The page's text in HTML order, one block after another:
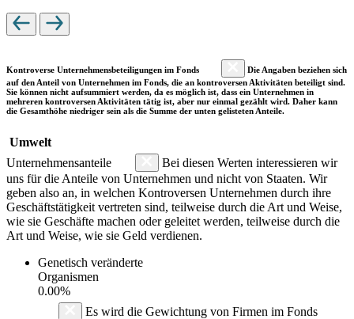
Kontroverse Unternehmensbeteiligungen im Fonds
Die Angaben beziehen sich
auf den Anteil von Unternehmen im Fonds, die an kontroversen Aktivitäten beteiligt sind.
Sie können nicht aufsummiert werden, da es möglich ist, dass ein Unternehmen in
mehreren kontroversen Aktivitäten tätig ist, aber nur einmal gezählt wird. Daher kann
die Gesamthöhe niedriger sein als die Summe der unten gelisteten Anteile.
Umwelt
Unternehmensanteile
Bei diesen Werten interessieren wir
uns für die Anteile von Unternehmen und nicht von Staaten. Wir
geben also an, in welchen Kontroversen Unternehmen durch ihre
Geschäftstätigkeit vertreten sind, teilweise durch die Art und Weise,
wie sie Geschäfte machen oder geleitet werden, teilweise durch die
Art und Weise, wie sie Geld verdienen.
Genetisch veränderte
Organismen
0.00%
Es wird die Gewichtung von Firmen im Fonds